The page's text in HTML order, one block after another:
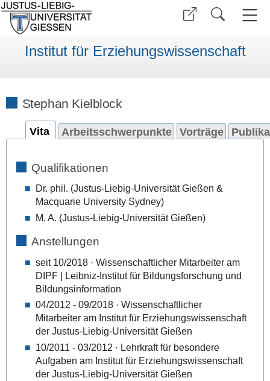
Institut für Erziehungswissenschaft
Stephan Kielblock
Vita Arbeitsschwerpunkte Vorträge
Qualifikationen
Dr. phil. (Justus-Liebig-Universität Gießen &
Macquarie University Sydney)
M. A. (Justus-Liebig-Universität Gießen)
Anstellungen
seit 10/2018 · Wissenschaftlicher Mitarbeiter am
DIPF | Leibniz-Institut für Bildungsforschung und
Bildungsinformation
04/2012 - 09/2018 · Wissenschaftlicher
Mitarbeiter am Institut für Erziehungswissenschaft
der Justus-Liebig-Universität Gießen
10/2011 - 03/2012 · Lehrkraft für besondere
Aufgaben am Institut für Erziehungswissenschaft
der Justus-Liebig-Universität Gießen